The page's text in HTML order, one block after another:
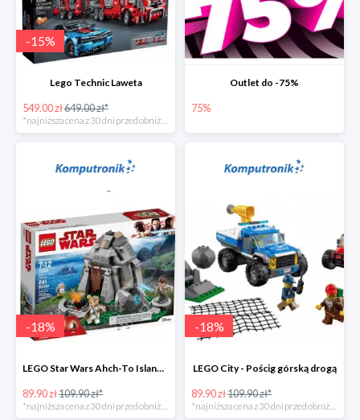
-15%
Lego Technic Laweta
549.00 zł649.00 zł*
*najniższa cena z 30 dni przed obniżką
Outlet do -75%
75%
-18%
LEGO Star Wars Ahch-To Island Training
89.90 zł109.90 zł*
-18%
LEGO City - Pościg górską drogą
89.90 zł109.90 zł*